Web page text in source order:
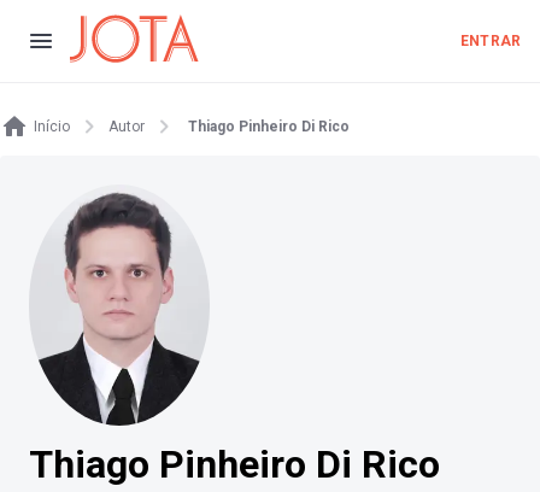
ENTRAR
Início Autor Thiago Pinheiro Di Rico
Thiago Pinheiro Di Rico